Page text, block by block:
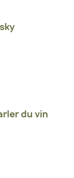
du vin